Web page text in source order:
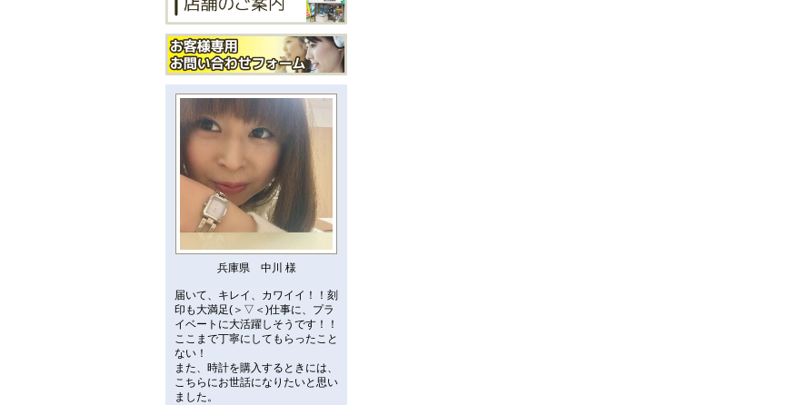
兵庫県 中川 様
届いて、キレイ、カワイイ！！刻
印も大満足(＞▽＜)仕事に、プラ
イベートに大活躍しそうです！！
ここまで丁寧にしてもらったこと
ない！
また、時計を購入するときには、
こちらにお世話になりたいと思い
ました。